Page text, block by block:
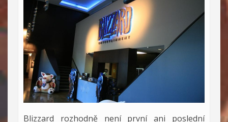
Blizzard rozhodně není první ani poslední